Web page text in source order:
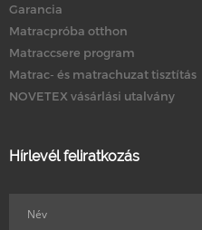
Garancia
Matracpróba otthon
Matraccsere program
Matrac- és matrachuzat tisztítás
NOVETEX vásárlási utalvány
Hírlevél feliratkozás